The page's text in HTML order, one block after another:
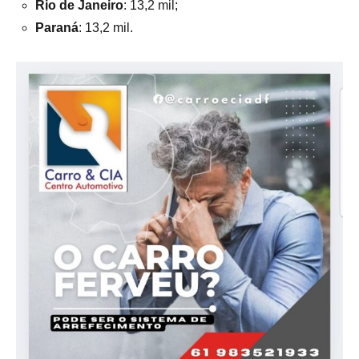
Rio de Janeiro: 13,2 mil;
Paraná: 13,2 mil.